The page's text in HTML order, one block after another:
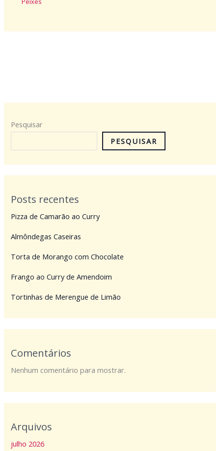
Pesquisar
PESQUISAR
Posts recentes
Pizza de Camarão ao Curry
Almôndegas Caseiras
Torta de Morango com Chocolate
Frango ao Curry de Amendoim
Tortinhas de Merengue de Limão
Comentários
Nenhum comentário para mostrar.
Arquivos
julho 2026